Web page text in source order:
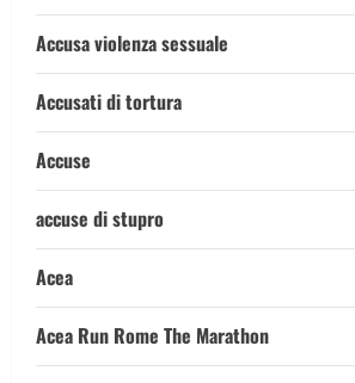
Accusa violenza sessuale
Accusati di tortura
Accuse
accuse di stupro
Acea
Acea Run Rome The Marathon